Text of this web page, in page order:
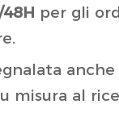
per gli
misura al